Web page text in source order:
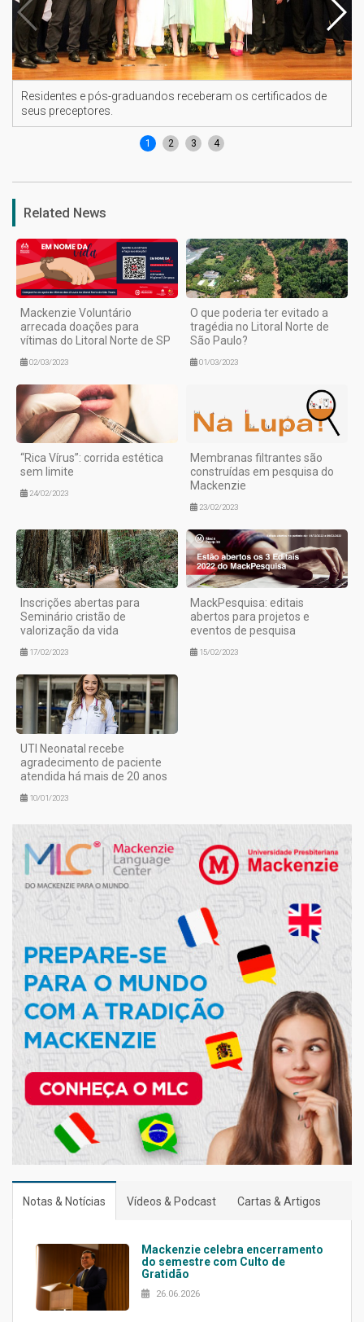
Residentes e pós-graduandos receberam os certificados de
seus preceptores.
1 2 3 4
Related News
Mackenzie Voluntário
arrecada doações para
vítimas do Litoral Norte de SP
02/03/2023
O que poderia ter evitado a
tragédia no Litoral Norte de
São Paulo?
01/03/2023
“Rica Vírus”: corrida estética
sem limite
24/02/2023
Membranas filtrantes são
construídas em pesquisa do
Mackenzie
23/02/2023
Inscrições abertas para
Seminário cristão de
valorização da vida
17/02/2023
MackPesquisa: editais
abertos para projetos e
eventos de pesquisa
15/02/2023
UTI Neonatal recebe
agradecimento de paciente
atendida há mais de 20 anos
10/01/2023
Notas & Notícias Vídeos & Podcast Cartas & Artigos
Mackenzie celebra encerramento
do semestre com Culto de
Gratidão
26.06.2026